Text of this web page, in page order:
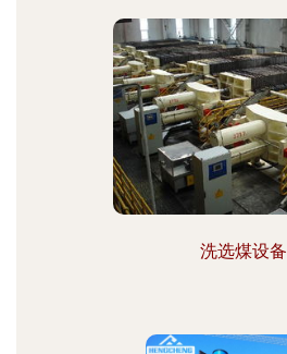
洗选煤设备